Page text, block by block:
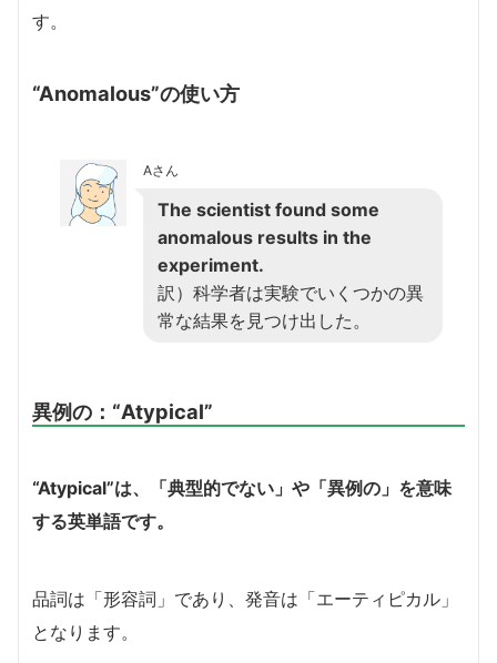
す。
“Anomalous”の使い方
Aさん
The scientist found some
anomalous results in the
experiment.
訳）科学者は実験でいくつかの異
常な結果を見つけ出した。
異例の： “Atypical”
“Atypical”は、「典型的でない」や「異例の」を意味
する英単語です。
品詞は「形容詞」であり、発音は「エーティピカル」
となります。